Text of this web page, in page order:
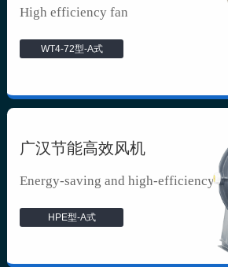
High efficiency fan
WT4-72型-A式
广汉节能高效风机
Energy-saving and high-efficiency
HPE型-A式